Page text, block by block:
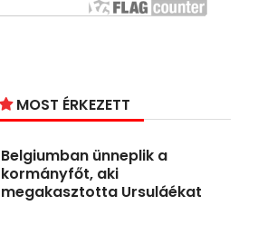
MOST ÉRKEZETT
Belgiumban ünneplik a
kormányfőt, aki
megakasztotta Ursuláékat